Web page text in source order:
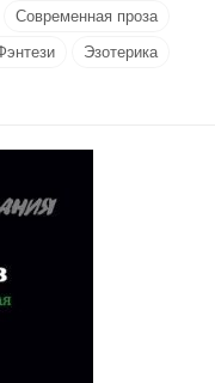
Современная проза
Эзотерика